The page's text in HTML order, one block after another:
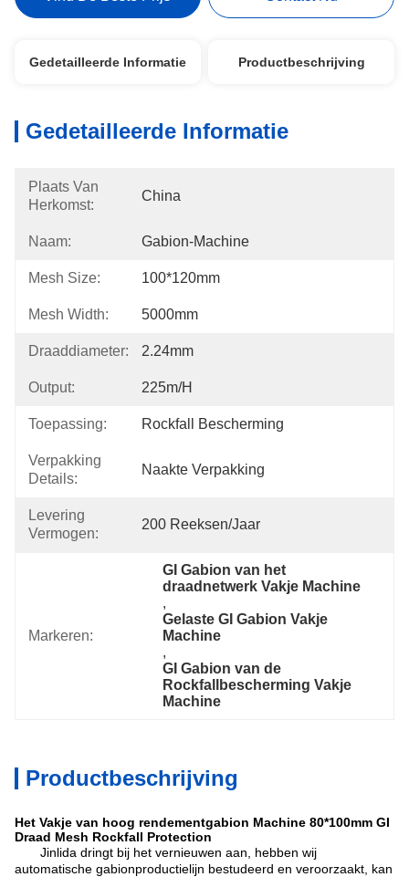
Gedetailleerde Informatie Productbeschrijving
Gedetailleerde Informatie
Plaats Van
Herkomst:
China
Naam: Gabion-Machine
Mesh Size: 100*120mm
Mesh Width: 5000mm
Draaddiameter: 2.24mm
Output: 225m/h
Toepassing: Rockfall Bescherming
Verpakking
Details:
Naakte Verpakking
Levering
Vermogen:
200 Reeksen/Jaar
Markeren:
GI Gabion van het
draadnetwerk Vakje Machine
,
Gelaste GI Gabion Vakje
Machine
,
GI Gabion van de
Rockfallbescherming Vakje
Machine
Productbeschrijving
Het Vakje van hoog rendementgabion Machine 80*100mm GI
Draad Mesh Rockfall Protection
Jinlida dringt bij het vernieuwen aan, hebben wij
automatische gabionproductielijn bestudeerd en veroorzaakt, kan